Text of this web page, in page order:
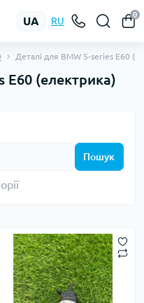
UA RU
0
Деталі для BMW 5-series E60
E60 (електрика)
Пошук